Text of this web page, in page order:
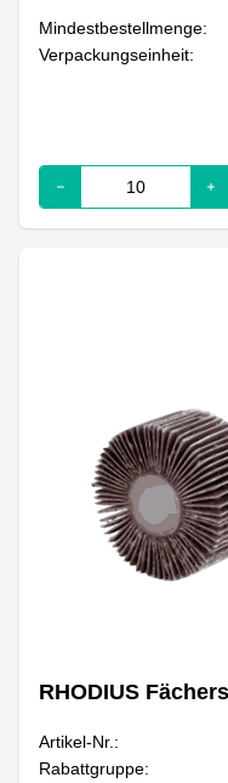
Mindestbestellmenge:
Verpackungseinheit:
RHODIUS
Artikel-Nr.:
Rabattgruppe: